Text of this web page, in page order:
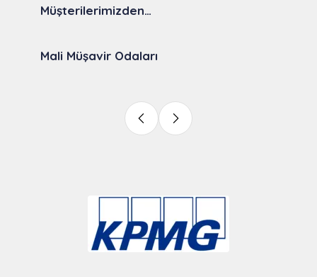
Müşterilerimizden…
Mali Müşavir Odaları